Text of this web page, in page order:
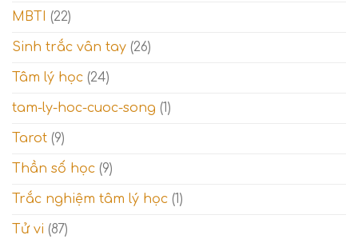
MBTI (22)
Sinh trắc vân tay (26)
Tâm lý học (24)
tam-ly-hoc-cuoc-song (1)
Tarot (9)
Thần số học (9)
Trắc nghiệm tâm lý học (1)
Tử vi (87)